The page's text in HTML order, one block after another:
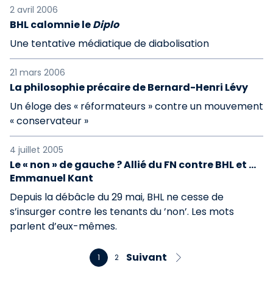
2 avril 2006
BHL calomnie leDiplo
Une tentative médiatique de diabolisation
21 mars 2006
La philosophie précaire de Bernard-Henri Lévy
Un éloge des « réformateurs » contre un mouvement
« conservateur »
4 juillet 2005
Le « non » de gauche ? Allié du FN contre BHL et ...
Emmanuel Kant
Depuis la débâcle du 29 mai, BHL ne cesse de
s’insurger contre les tenants du ’non’. Les mots
parlent d’eux-mêmes.
1 2 Suivant